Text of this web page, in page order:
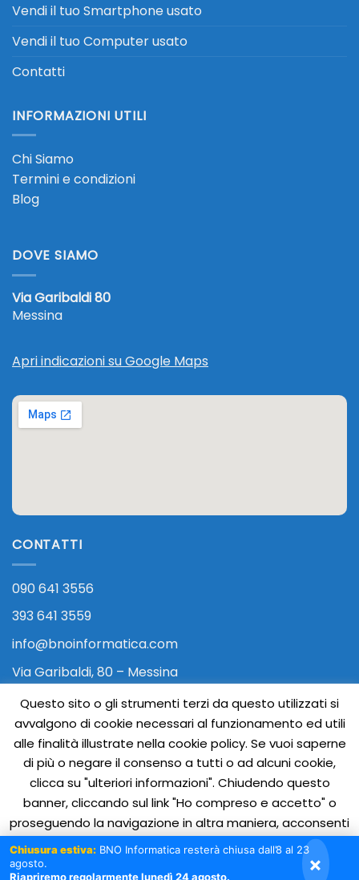
Vendi il tuo Smartphone usato
Vendi il tuo Computer usato
Contatti
INFORMAZIONI UTILI
Chi Siamo
Termini e condizioni
Blog
DOVE SIAMO
Via Garibaldi 80
Messina
Apri indicazioni su Google Maps
CONTATTI
090 641 3556
393 641 3559
info@bnoinformatica.com
Via Garibaldi, 80 – Messina
Visa PayPal Stripe MasterCard
Cash
On
Delivery
Copyright 2026 ©BNO Informatica SRLS | P.IVA
03359620832 |Privacy e Normativa Cookie
Questo sito o gli strumenti terzi da questo utilizzati si
avvalgono di cookie necessari al funzionamento ed utili
alle finalità illustrate nella cookie policy. Se vuoi saperne
di più o negare il consenso a tutti o ad alcuni cookie,
clicca su "ulteriori informazioni". Chiudendo questo
banner, cliccando sul link "Ho compreso e accetto" o
proseguendo la navigazione in altra maniera, acconsenti
all'uso dei cookies.
Ho compreso e accetto Reject
Ulteriori informazioni
Chiusura estiva: BNO Informatica resterà chiusa dall’8 al 23
agosto.
Riapriremo regolarmente lunedì 24 agosto.
×